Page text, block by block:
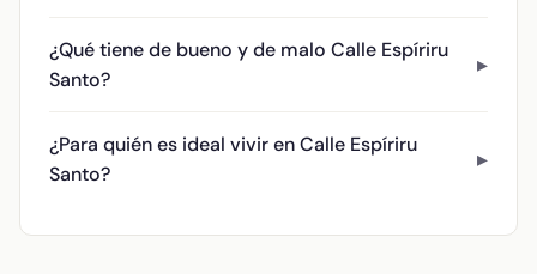
¿Qué tiene de bueno y de malo Calle Espíriru
Santo?
¿Para quién es ideal vivir en Calle Espíriru
Santo?